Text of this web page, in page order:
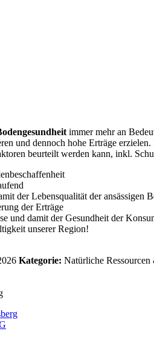
immer mehr an
und dennoch hohe Erträge
beurteilt werden kann, inkl.
der Lebensqualität der ansässigen
der Erträge
und damit der Gesundheit der
unserer Region!
Kategorie: Natürliche